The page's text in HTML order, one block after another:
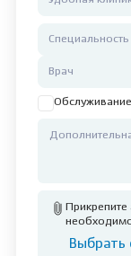
Выбрать